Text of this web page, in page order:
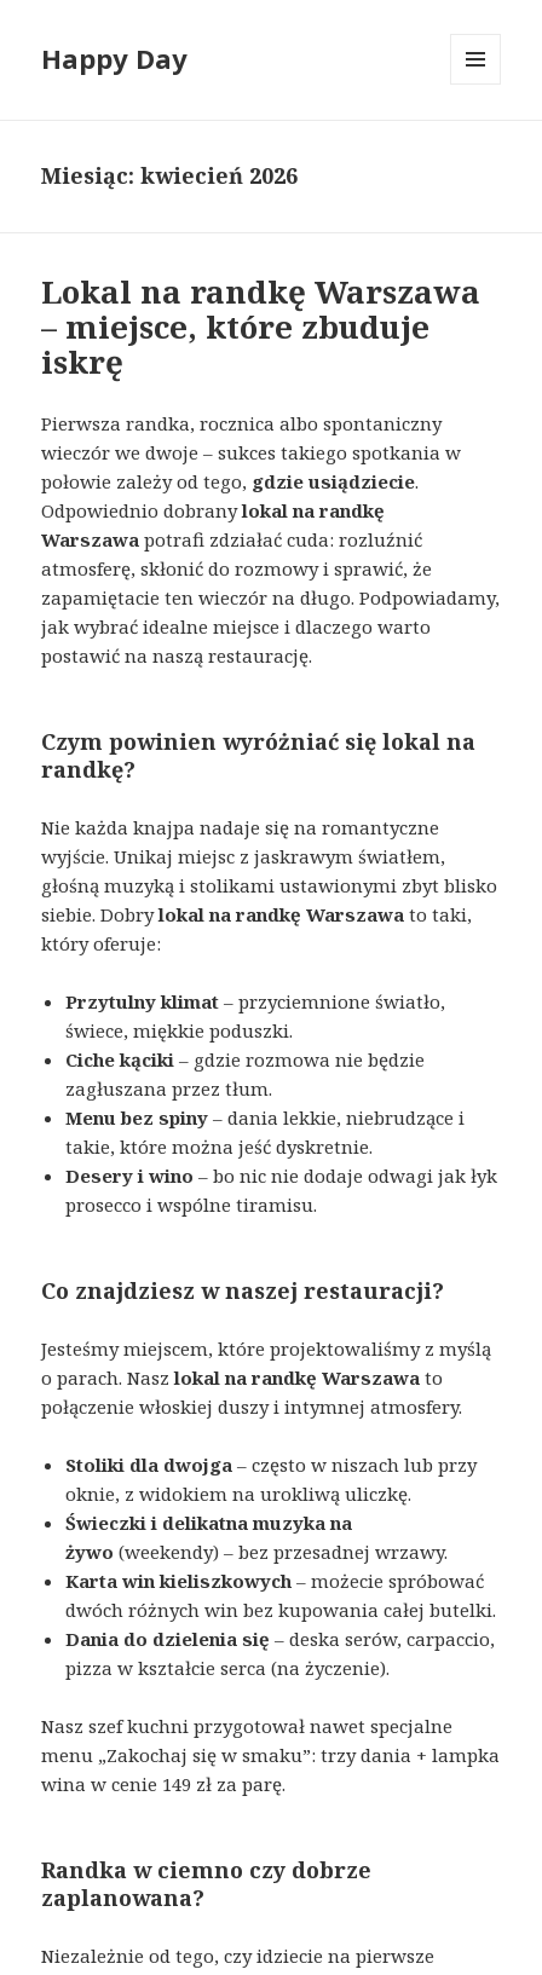
Happy Day
Miesiąc:kwiecień 2026
Lokal na randkę Warszawa
– miejsce, które zbuduje
iskrę
Pierwsza randka, rocznica albo spontaniczny
wieczór we dwoje – sukces takiego spotkania w
połowie zależy od tego, gdzie usiądziecie.
Odpowiednio dobranylokal na randkę
Warszawa potrafi zdziałać cuda: rozluźnić
atmosferę, skłonić do rozmowy i sprawić, że
zapamiętacie ten wieczór na długo. Podpowiadamy,
jak wybrać idealne miejsce i dlaczego warto
postawić na naszą restaurację.
Czym powinien wyróżniać się lokal na
randkę?
Nie każda knajpa nadaje się na romantyczne
wyjście. Unikaj miejsc z jaskrawym światłem,
głośną muzyką i stolikami ustawionymi zbyt blisko
siebie. Dobrylokal na randkę Warszawa to taki,
który oferuje:
Przytulny klimat – przyciemnione światło,
świece, miękkie poduszki.
Ciche kąciki – gdzie rozmowa nie będzie
zagłuszana przez tłum.
Menu bez spiny – dania lekkie, niebrudzące i
takie, które można jeść dyskretnie.
Desery i wino – bo nic nie dodaje odwagi jak łyk
prosecco i wspólne tiramisu.
Co znajdziesz w naszej restauracji?
Jesteśmy miejscem, które projektowaliśmy z myślą
o parach. Naszlokal na randkę Warszawa to
połączenie włoskiej duszy i intymnej atmosfery.
Stoliki dla dwojga – często w niszach lub przy
oknie, z widokiem na urokliwą uliczkę.
Świeczki i delikatna muzyka na
żywo (weekendy) – bez przesadnej wrzawy.
Karta win kieliszkowych – możecie spróbować
dwóch różnych win bez kupowania całej butelki.
Dania do dzielenia się – deska serów, carpaccio,
pizza w kształcie serca (na życzenie).
Nasz szef kuchni przygotował nawet specjalne
menu „Zakochaj się w smaku”: trzy dania + lampka
wina w cenie 149 zł za parę.
Randka w ciemno czy dobrze
zaplanowana?
Niezależnie od tego, czy idziecie na pierwsze